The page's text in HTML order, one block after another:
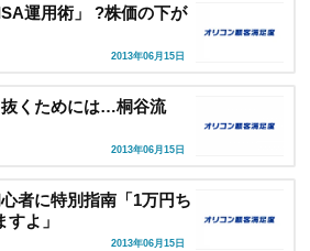
運用術」 ?株価の下が
2013年06月15日
抜くためには…桐谷流
2013年06月15日
者に特別指南「1万円ち
よ」
2013年06月15日